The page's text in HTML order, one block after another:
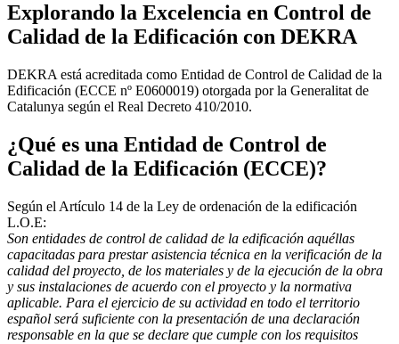
Explorando la Excelencia en Control de
Calidad de la Edificación con DEKRA
DEKRA está acreditada como Entidad de Control de Calidad de la
Edificación (ECCE nº E0600019) otorgada por la Generalitat de
Catalunya según el Real Decreto 410/2010.
¿Qué es una Entidad de Control de
Calidad de la Edificación (ECCE)?
Según el Artículo 14 de la Ley de ordenación de la edificación
L.O.E:
Son entidades de control de calidad de la edificación aquéllas
capacitadas para prestar asistencia técnica en la verificación de la
calidad del proyecto, de los materiales y de la ejecución de la obra
y sus instalaciones de acuerdo con el proyecto y la normativa
aplicable. Para el ejercicio de su actividad en todo el territorio
español será suficiente con la presentación de una declaración
responsable en la que se declare que cumple con los requisitos